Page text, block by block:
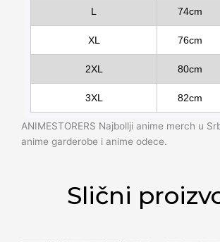
L 74cm
XL 76cm
2XL 80cm
3XL 82cm
ANIMESTORERS Najbollji anime merch u
anime garderobe i anime odece.
Slični